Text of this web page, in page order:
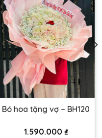
Bó hoa tặng vợ – BH120
1.590.000 ₫